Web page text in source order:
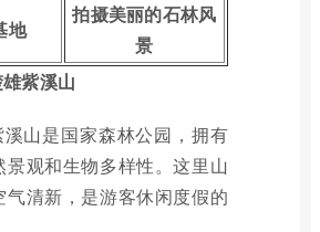
地
拍摄美丽的石林风
景
紫溪山
山是国家森林公园，拥有
景观和生物多样性。这里山
气清新，是游客休闲度假的